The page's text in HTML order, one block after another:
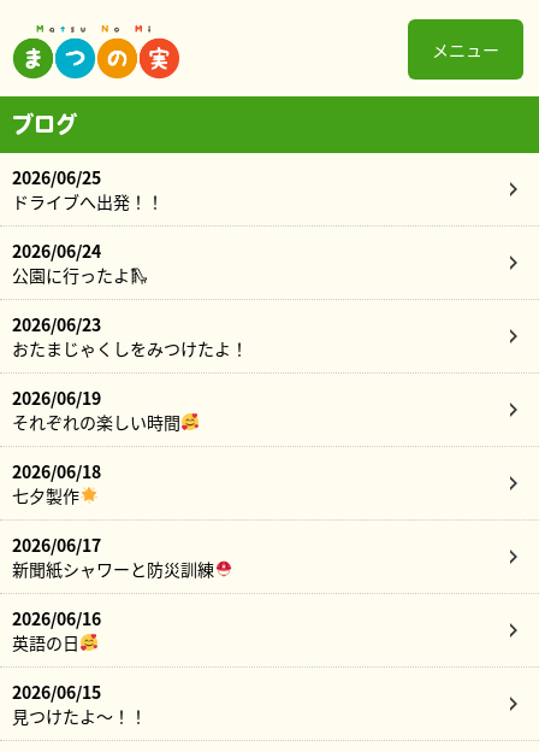
メニュー
ブログ
2026/06/25
ドライブへ出発！！
2026/06/24
公園に行ったよ🛝
2026/06/23
おたまじゃくしをみつけたよ！
2026/06/19
それぞれの楽しい時間
2026/06/18
七夕製作
2026/06/17
新聞紙シャワーと防災訓練
2026/06/16
英語の日
2026/06/15
見つけたよ～！！